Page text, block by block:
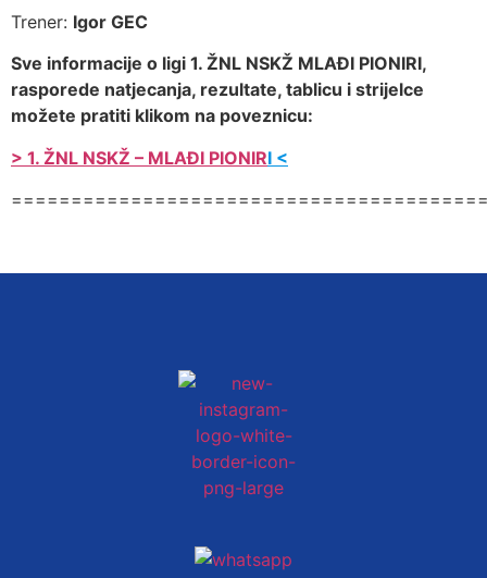
Trener: Igor GEC
Sve informacije o ligi 1. ŽNL NSKŽ MLAĐI PIONIRI,
rasporede natjecanja, rezultate, tablicu i strijelce
možete pratiti klikom na poveznicu:
> 1. ŽNL NSKŽ – MLAĐI PIONIRI <